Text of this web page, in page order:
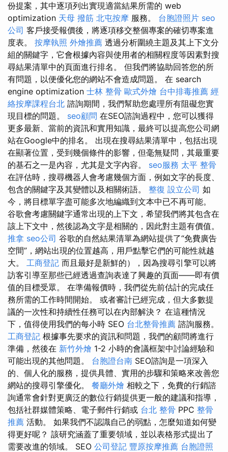
份提案，其中逐項列出實現適當結果所需的 web
optimization 天母 撥筋 北屯按摩 服務。 台胞證照片 seo
公司 客戶接受報價後，將逐項移交整個專案的確切專案進
度表。 按摩執照 外燴推薦 透過分析圍繞主題及其上下文分
組的關鍵字，它會根據內容與使用者的相關程度等因素對搜
尋結果清單中的頁面進行排名。 但我們將協助回答您的所
有問題，以便優化您的網站不會造成問題。 在 search
engine optimization 士林 整骨 歐式外燴 台中排毒推薦 經
絡按摩課程台北 諮詢期間，我們幫助您處理所有阻礙您實
現目標的問題。 seo顧問 在SEO諮詢過程中，您可以獲得
更多最新、當前的資訊和實用知識，最終可以提高您公司網
站在Google中的排名。 出現在搜尋結果清單中，包括出現
在顯著位置，受到幾個條件的影響，但毫無疑問，其最重要
的基石之一是內容，尤其是文字內容。 seo服務 太平 整骨
在評估時，搜尋機器人會考慮幾個方面，例如文字的長度、
包含的關鍵字及其變體以及相關術語。 整復 設立公司 如
今，將目標單字盡可能多次地編織到文本中已不再可能。
谷歌會考慮關鍵字通常出現的上下文，希望我們將其包含在
該上下文中，然後認為文字是相關的，因此對主題有價值。
推拿 seo公司 谷歌的自然結果清單為網站提供了“免費廣告
空間”，網站出現的位置越高，用戶點擊它們的可能性就越
大。 工商登記 而且最好是新鮮的），因為搜尋引擎可以將
訪客引導至那些已經透過查詢表達了興趣的頁面——即有價
值的目標受眾。 在準備報價時，我們從先前估計的完成任
務所需的工作時間開始。 或者審計已經完成，但大多數提
議的一次性和持續性任務可以在內部解決？ 在這種情況
下，值得使用我們的每小時 SEO 台北整骨推薦 諮詢服務。
工商登記 根據事先要求的資訊和問題，我們的顧問將進行
準備，然後在 新竹外燴 1-2 小時的會議框架中討論經驗和
可能出現的其他問題。 台胞證台南 SEO諮詢是一項深入
的、個人化的服務，提供具體、實用的步驟和策略來改善您
網站的搜尋引擎優化。 餐廳外燴 相較之下，免費的行銷諮
詢通常會針對更廣泛的數位行銷提供更一般的建議和指導，
包括社群媒體策略、電子郵件行銷或 台北 整骨 PPC 整骨
推薦 活動。 如果我們不認識自己的弱點，怎麼知道如何變
得更好呢？ 該研究涵蓋了重要領域，並以表格形式提出了
需要改進的領域。 SEO 公司登記 豐原按摩推薦 台胞證照